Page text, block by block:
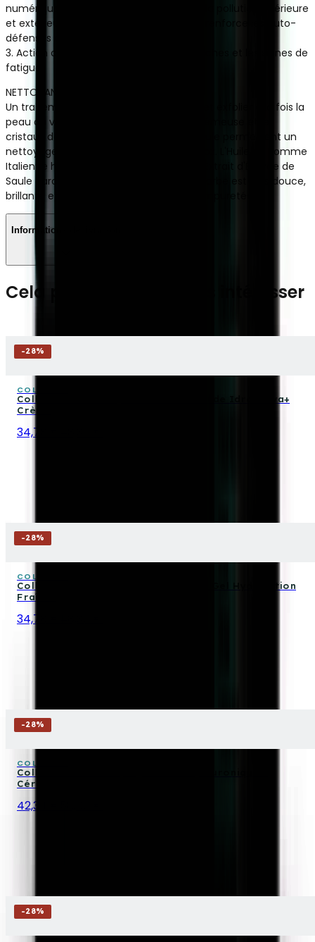
numérique (lumière bleue) : protège de la pollution intérieure
et extérieure, prévient le stress oxydatif, renforce les auto-
défenses cutanées.
3. Action contour des Yeux : réduit les poches et les signes de
fatigue.
NETTOYANT SCRUB VISAGE ET BARBE
Un traitement spécifique pour nettoyer et exfolier à la fois la
peau du visage et la barbe. La texture crémeuse et les
cristaux de sucre contenus dans la formule permettent un
nettoyage quotidien doux et à effet détox. L'Huile de Pomme
Italienne hydrate et nourrit l'épiderme. L'Extrait d'Écorce de
Saule garantit une action purifiante. La barbe est plus douce,
brillante et définie, la peau lisse et sans impuretés.
Informations de livraison
Cela pourrait aussi vous intéresser
-28%
COLLISTAR
Collistar Coffret Hydratation Profonde Idroattiva+
Crème
34,78 €
-28%
COLLISTAR
Collistar Coffret Idroattiva+ Crème Gel Hydratation
Fraîche
34,78 €
-28%
COLLISTAR
Collistar Coffret Aquagel Acide Hyaluronique +
Céramides
42,34 €
-28%